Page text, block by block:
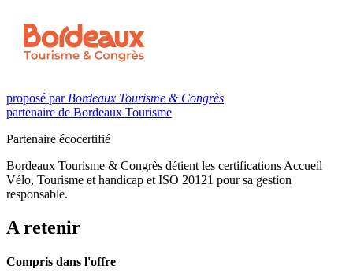
proposé par Bordeaux Tourisme & Congrès
partenaire de Bordeaux Tourisme
Partenaire écocertifié
Bordeaux Tourisme & Congrès détient les certifications Accueil
Vélo, Tourisme et handicap et ISO 20121 pour sa gestion
responsable.
A retenir
Compris dans l'offre